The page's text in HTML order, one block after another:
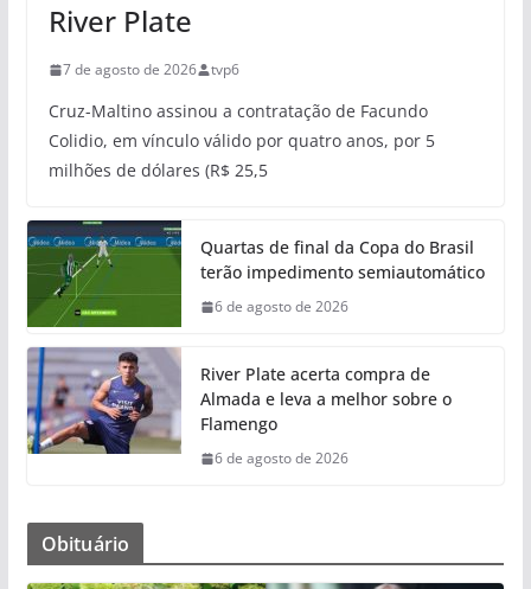
River Plate
7 de agosto de 2026 tvp6
Cruz-Maltino assinou a contratação de Facundo
Colidio, em vínculo válido por quatro anos, por 5
milhões de dólares (R$ 25,5
Quartas de final da Copa do Brasil
terão impedimento semiautomático
6 de agosto de 2026
River Plate acerta compra de
Almada e leva a melhor sobre o
Flamengo
6 de agosto de 2026
Obituário